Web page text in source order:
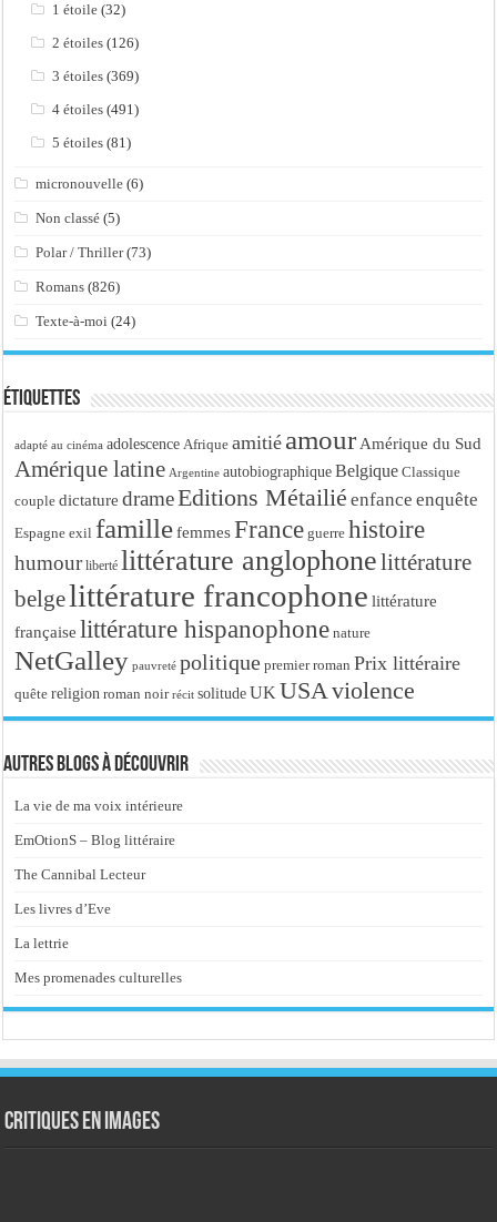
1 étoile (32)
2 étoiles (126)
3 étoiles (369)
4 étoiles (491)
5 étoiles (81)
micronouvelle (6)
Non classé (5)
Polar / Thriller(73)
Romans (826)
Texte-à-moi (24)
Étiquettes
adapté au cinéma adolescence Afrique amitié amour Amérique du Sud
Amérique latine Argentine autobiographique Belgique Classique
couple dictature drameEditions Métailié enfance enquête
Espagne exil famille femmes France guerre histoire
humour liberté littérature anglophonelittérature
belgelittérature francophone littérature
française littérature hispanophone nature
NetGalley pauvreté politique premier roman Prix littéraire
quête religion roman noir récit solitude UK USAviolence
Autres blogs à découvrir
La vie de ma voix intérieure
EmOtionS – Blog littéraire
The Cannibal Lecteur
Les livres d’Eve
La lettrie
Mes promenades culturelles
Critiques en images